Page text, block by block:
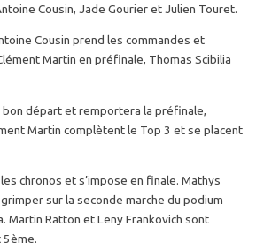
Cousin, Jade Gourier et Julien Touret.
Cousin prend les commandes et
Martin en préfinale, Thomas Scibilia
bon départ et remportera la préfinale,
Martin complètent le Top 3 et se placent
chronos et s’impose en finale. Mathys
sur la seconde marche du podium
Martin Ratton et Leny Frankovich sont